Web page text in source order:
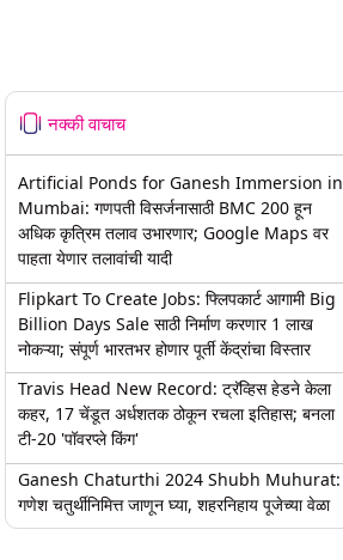
नक्की वाचाच
Artificial Ponds for Ganesh Immersion in
Mumbai: गणपती विसर्जनासाठी BMC 200 हून
अधिक कृत्रिम तलाव उभारणार; Google Maps वर
पाहता येणार तलावांची यादी
Flipkart To Create Jobs: फ्लिपकार्ट आगामी Big
Billion Days Sale साठी निर्माण करणार 1 लाख
नोकऱ्या; संपूर्ण भारतभर होणार पूर्ती केंद्रांचा विस्तार
Travis Head New Record: ट्रॅव्हिस हेडने केला
कहर, 17 चेंडूत अर्धशतक ठोकून रचला इतिहास; बनला
टी-20 'पॉवरप्ले किंग'
Ganesh Chaturthi 2024 Shubh Muhurat:
गणेश चतुर्थीनिमित्त जाणून घ्या, शहरनिहाय पूजेच्या वेळा